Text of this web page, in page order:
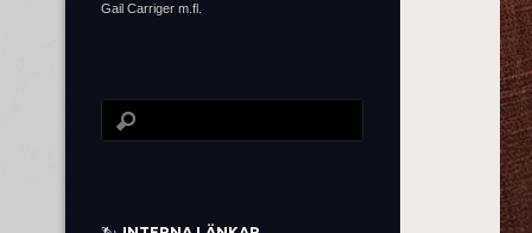
Gail Carriger m.fl.